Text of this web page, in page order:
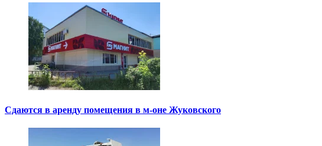
Сдаются в аренду помещения в м-оне Жуковского